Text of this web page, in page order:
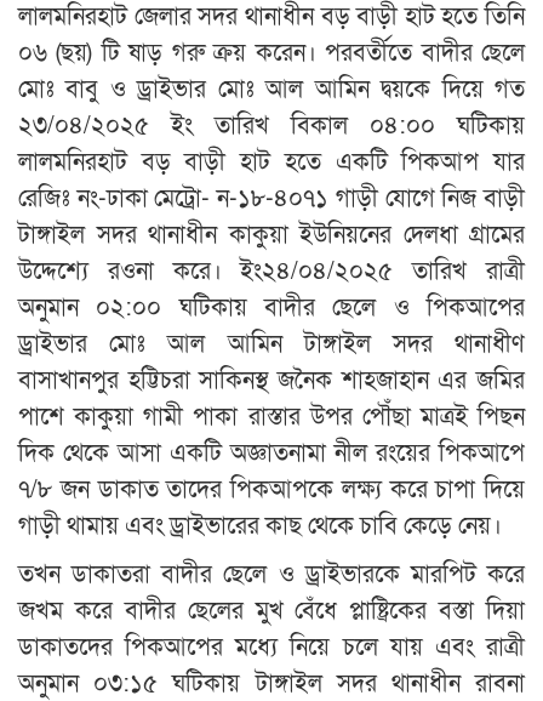
লালমনিরহাট জেলার সদর থানাধীন বড় বাড়ী হাট হতে তিনি
০৬ (ছয়) টি ষাড় গরু ক্রয় করেন। পরবর্তীতে বাদীর ছেলে
মোঃ বাবু ও ড্রাইভার মোঃ আল আমিন দ্বয়কে দিয়ে গত
২৩/০৪/২০২৫ ইং তারিখ বিকাল ০৪:০০ ঘটিকায়
লালমনিরহাট বড় বাড়ী হাট হতে একটি পিকআপ যার
রেজিঃ নং-ঢাকা মেট্রো- ন-১৮-৪০৭১ গাড়ী যোগে নিজ বাড়ী
টাঙ্গাইল সদর থানাধীন কাকুয়া ইউনিয়নের দেলধা গ্রামের
উদ্দেশ্যে রওনা করে। ইং২৪/০৪/২০২৫ তারিখ রাত্রী
অনুমান ০২:০০ ঘটিকায় বাদীর ছেলে ও পিকআপের
ড্রাইভার মোঃ আল আমিন টাঙ্গাইল সদর থানাধীণ
বাসাখানপুর হট্টিচরা সাকিনস্থ জনৈক শাহজাহান এর জমির
পাশে কাকুয়া গামী পাকা রাস্তার উপর পৌঁছা মাত্রই পিছন
দিক থেকে আসা একটি অজ্ঞাতনামা নীল রংয়ের পিকআপে
৭/৮ জন ডাকাত তাদের পিকআপকে লক্ষ্য করে চাপা দিয়ে
গাড়ী থামায় এবং ড্রাইভারের কাছ থেকে চাবি কেড়ে নেয়।
তখন ডাকাতরা বাদীর ছেলে ও ড্রাইভারকে মারপিট করে
জখম করে বাদীর ছেলের মুখ বেঁধে প্লাষ্ট্রিকের বস্তা দিয়া
ডাকাতদের পিকআপের মধ্যে নিয়ে চলে যায় এবং রাত্রী
অনুমান ০৩:১৫ ঘটিকায় টাঙ্গাইল সদর থানাধীন রাবনা